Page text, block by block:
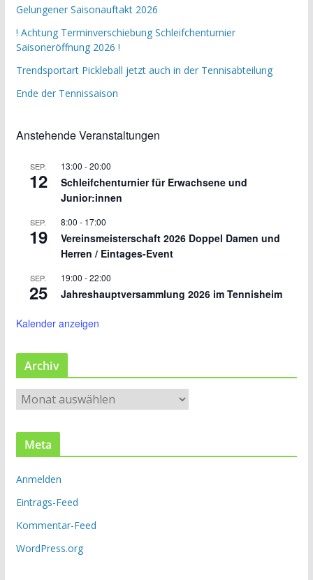
Gelungener Saisonauftakt 2026
! Achtung Terminverschiebung Schleifchenturnier
Saisoneröffnung 2026 !
Trendsportart Pickleball jetzt auch in der Tennisabteilung
Ende der Tennissaison
Anstehende Veranstaltungen
SEP.
12
13:00 -20:00
Schleifchenturnier für Erwachsene und
Junior:innen
SEP.
19
8:00 - 17:00
Vereinsmeisterschaft 2026 Doppel Damen und
Herren / Eintages-Event
SEP.
25
19:00 -22:00
Jahreshauptversammlung 2026 im Tennisheim
Kalender anzeigen
Archiv
r
c
v
Meta
Anmelden
Eintrags-Feed
Kommentar-Feed
WordPress.org